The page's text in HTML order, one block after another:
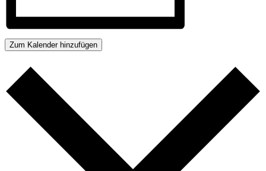
Zum Kalender hinzufügen